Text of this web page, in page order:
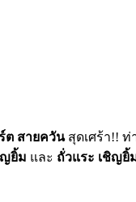
ต สายควันสุดเศร้า!! ท่
ญยิ้ม และ ถั่วแระ เชิญยิ้